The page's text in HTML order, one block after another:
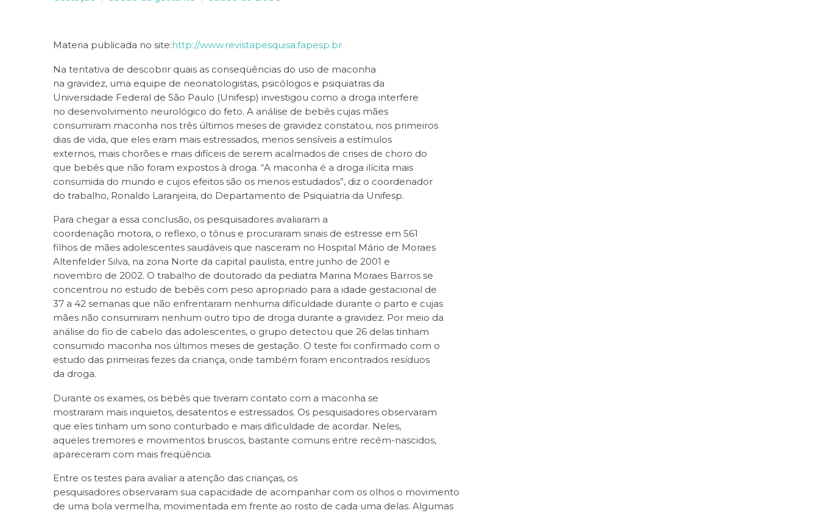
Materia publicada no site:http://www.revistapesquisa.fapesp.br
Na tentativa de descobrir quais as conseqüências do uso de maconha
na gravidez, uma equipe de neonatologistas, psicólogos e psiquiatras da
Universidade Federal de São Paulo (Unifesp) investigou como a droga interfere
no desenvolvimento neurológico do feto. A análise de bebês cujas mães
consumiram maconha nos três últimos meses de gravidez constatou, nos primeiros
dias de vida, que eles eram mais estressados, menos sensíveis a estímulos
externos, mais chorões e mais difíceis de serem acalmados de crises de choro do
que bebês que não foram expostos à droga. “A maconha é a droga ilícita mais
consumida do mundo e cujos efeitos são os menos estudados”, diz o coordenador
do trabalho, Ronaldo Laranjeira, do Departamento de Psiquiatria da Unifesp.
Para chegar a essa conclusão, os pesquisadores avaliaram a
coordenação motora, o reflexo, o tônus e procuraram sinais de estresse em 561
filhos de mães adolescentes saudáveis que nasceram no Hospital Mário de Moraes
Altenfelder Silva, na zona Norte da capital paulista, entre junho de 2001 e
novembro de 2002. O trabalho de doutorado da pediatra Marina Moraes Barros se
concentrou no estudo de bebês com peso apropriado para a idade gestacional de
37 a 42 semanas que não enfrentaram nenhuma dificuldade durante o parto e cujas
mães não consumiram nenhum outro tipo de droga durante a gravidez. Por meio da
análise do fio de cabelo das adolescentes, o grupo detectou que 26 delas tinham
consumido maconha nos últimos meses de gestação. O teste foi confirmado com o
estudo das primeiras fezes da criança, onde também foram encontrados resíduos
da droga.
Durante os exames, os bebês que tiveram contato com a maconha se
mostraram mais inquietos, desatentos e estressados. Os pesquisadores observaram
que eles tinham um sono conturbado e mais dificuldade de acordar. Neles,
aqueles tremores e movimentos bruscos, bastante comuns entre recém-nascidos,
apareceram com mais freqüência.
Entre os testes para avaliar a atenção das crianças, os
pesquisadores observaram sua capacidade de acompanhar com os olhos o movimento
de uma bola vermelha, movimentada em frente ao rosto de cada uma delas. Algumas